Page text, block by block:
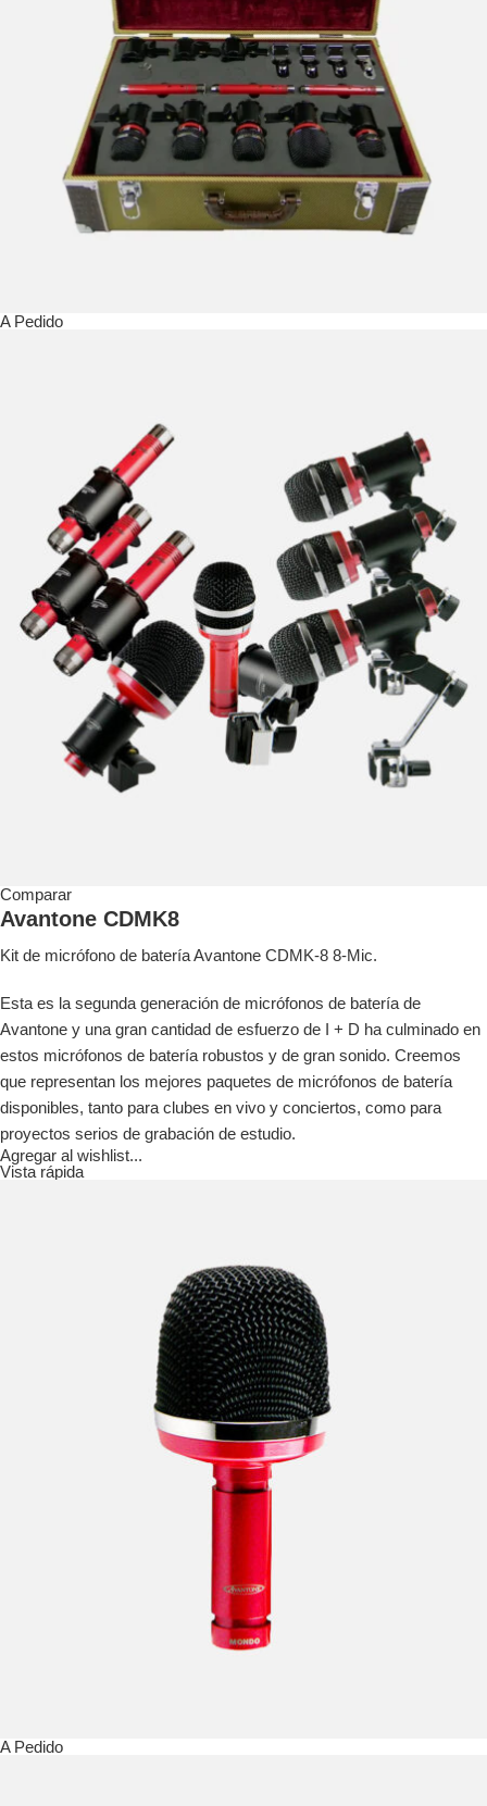
A Pedido
Comparar
Avantone CDMK8
Kit de micrófono de batería Avantone CDMK-8 8-Mic.
Esta es la segunda generación de micrófonos de batería de
Avantone y una gran cantidad de esfuerzo de I + D ha culminado en
estos micrófonos de batería robustos y de gran sonido. Creemos
que representan los mejores paquetes de micrófonos de batería
disponibles, tanto para clubes en vivo y conciertos, como para
proyectos serios de grabación de estudio.
Agregar al wishlist...
Vista rápida
A Pedido